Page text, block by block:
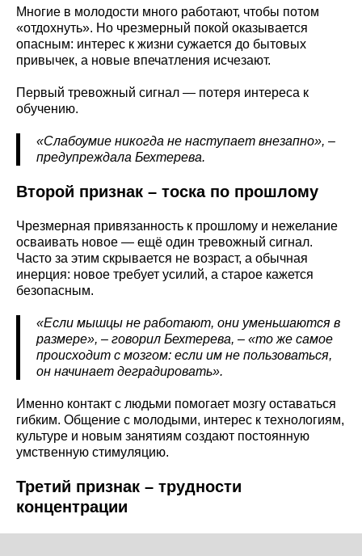
Многие в молодости много работают, чтобы потом
«отдохнуть». Но чрезмерный покой оказывается
опасным: интерес к жизни сужается до бытовых
привычек, а новые впечатления исчезают.
Первый тревожный сигнал — потеря интереса к
обучению.
«Слабоумие никогда не наступает внезапно», –
предупреждала Бехтерева.
Второй признак – тоска по прошлому
Чрезмерная привязанность к прошлому и нежелание
осваивать новое — ещё один тревожный сигнал.
Часто за этим скрывается не возраст, а обычная
инерция: новое требует усилий, а старое кажется
безопасным.
«Если мышцы не работают, они уменьшаются в
размере», – говорил Бехтерева, – «то же самое
происходит с мозгом: если им не пользоваться,
он начинает деградировать».
Именно контакт с людьми помогает мозгу оставаться
гибким. Общение с молодыми, интерес к технологиям,
культуре и новым занятиям создают постоянную
умственную стимуляцию.
Третий признак – трудности
концентрации